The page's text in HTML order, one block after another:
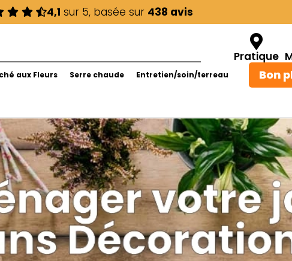
4,1 sur 5, basée sur 438 avis
Pratique
aux Fleurs Serre chaude Entretien/soin/terreau Bon